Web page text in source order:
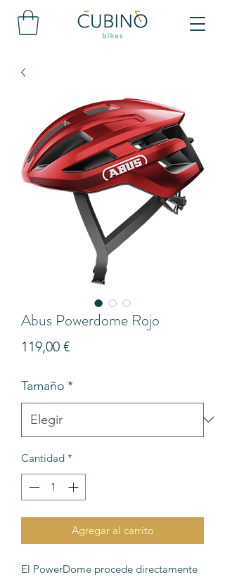
Abus Powerdome Rojo
119,00 €Precio
Tamaño *
Cantidad *
Agregar al carrito
El PowerDome procede directamente